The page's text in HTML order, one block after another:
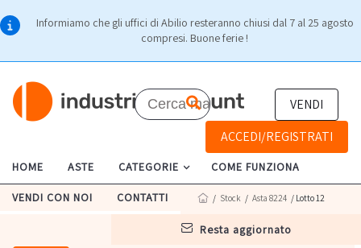
Informiamo che gli uffici di Abilio resteranno chiusi dal 7 al 25 agosto
compresi. Buone ferie !
VENDI
ACCEDI/REGISTRATI
HOME ASTE CATEGORIE COME FUNZIONA
VENDI CON NOI CONTATTI
resta aggiornato
/ Stock / Asta 8224 / Lotto 12